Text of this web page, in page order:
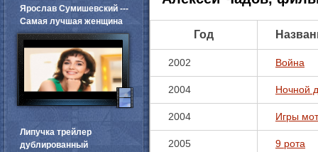
Год
2002 Война
2004 Ночной
2004 Игры
2005 9 рота
Ярослав Сумишевский ---
Самая лучшая женщина
Липучка трейлер
дублированный